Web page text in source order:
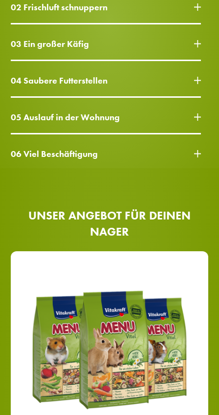
02 Frischluft schnuppern
03 Ein großer Käfig
04 Saubere Futterstellen
05 Auslauf in der Wohnung
06 Viel Beschäftigung
UNSER ANGEBOT FÜR DEINEN
NAGER